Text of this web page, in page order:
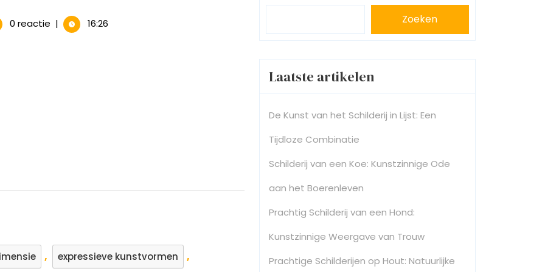
0 reactie | 16:26
, expressieve kunstvormen ,
Zoeken
Laatste artikelen
De Kunst van het Schilderij in Lijst: Een
Tijdloze Combinatie
Schilderij van een Koe: Kunstzinnige Ode
aan het Boerenleven
Prachtig Schilderij van een Hond:
Kunstzinnige Weergave van Trouw
Prachtige Schilderijen op Hout: Natuurlijke